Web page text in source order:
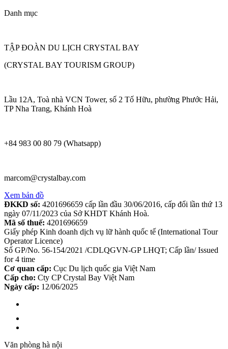
Danh mục
TẬP ĐOÀN DU LỊCH CRYSTAL BAY
(CRYSTAL BAY TOURISM GROUP)
Lầu 12A, Toà nhà VCN Tower, số 2 Tố Hữu, phường Phước Hải,
TP Nha Trang, Khánh Hoà
+84 983 00 80 79 (Whatsapp)
marcom@crystalbay.com
Xem bản đồ
ĐKKD số: 4201696659 cấp lần đầu 30/06/2016, cấp đổi lần thứ 13
ngày 07/11/2023 của Sở KHDT Khánh Hoà.
Mã số thuế: 4201696659
Giấy phép Kinh doanh dịch vụ lữ hành quốc tế (International Tour
Operator Licence)
Số GP/No. 56-154/2021 /CDLQGVN-GP LHQT; Cấp lần/ Issued
for 4 time
Cơ quan cấp: Cục Du lịch quốc gia Việt Nam
Cấp cho: Cty CP Crystal Bay Việt Nam
Ngày cấp: 12/06/2025
Văn phòng hà nội